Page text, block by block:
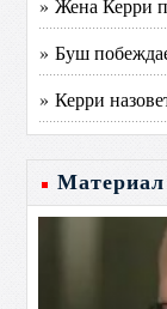
» Жена Керри
» Буш
» Керри
Материал